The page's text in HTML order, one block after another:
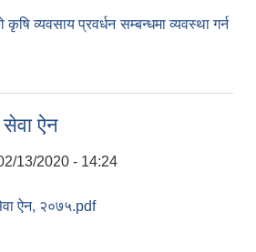
व्यवसाय प्रवर्धन सम्बन्धमा व्यवस्था गर्न
सेवा ऐन
13/2020 - 14:24
ऐन, २०७५.pdf